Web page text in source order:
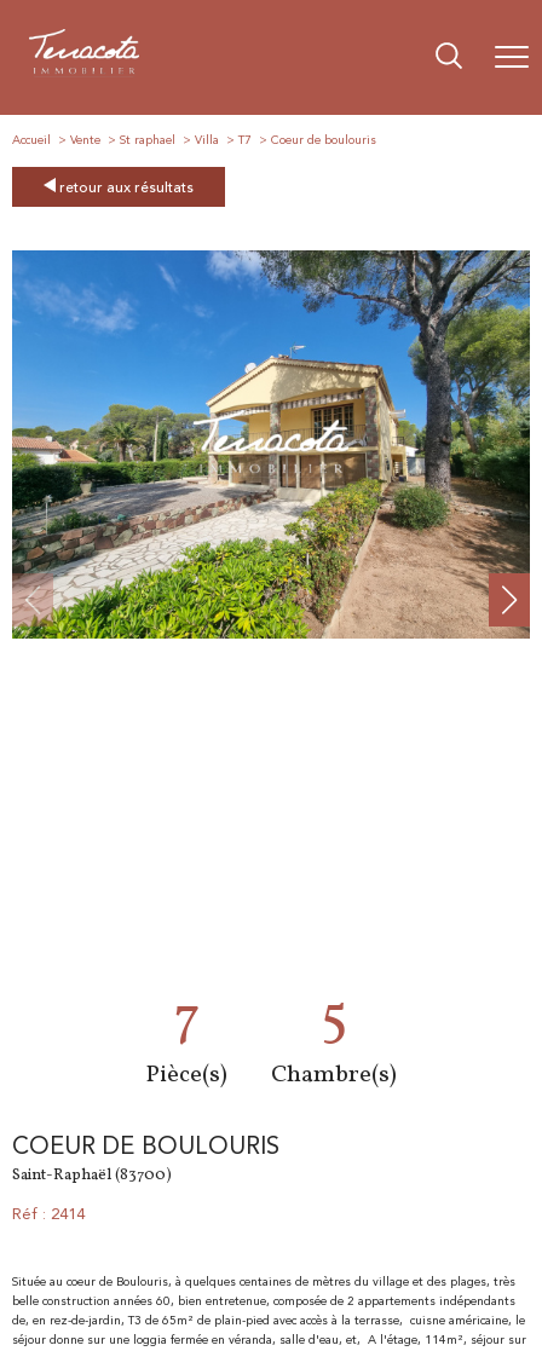
Accueil Vente St raphael Villa T7 Coeur de boulouris
retour aux résultats
7
Pièce(s)
5
Chambre(s)
COEUR DE BOULOURIS
Saint-Raphaël (83700)
Réf : 2414
Située au coeur de Boulouris, à quelques centaines de mètres du village et des plages, très
belle construction années 60, bien entretenue, composée de 2 appartements indépendants
de, en rez-de-jardin, T3 de 65m² de plain-pied avec accès à la terrasse, cuisne américaine, le
séjour donne sur une loggia fermée en véranda, salle d'eau, et, A l'étage, 114m², séjour sur